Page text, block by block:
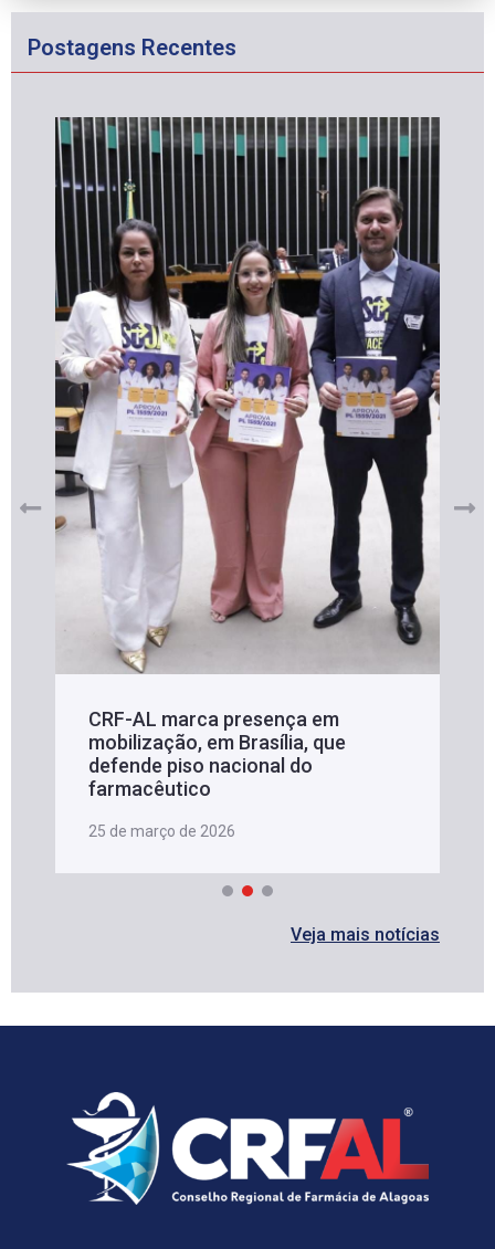
Postagens Recentes
CRF-AL marca presença em
mobilização, em Brasília, que
defende piso nacional do
farmacêutico
25 de março de 2026
Veja mais notícias